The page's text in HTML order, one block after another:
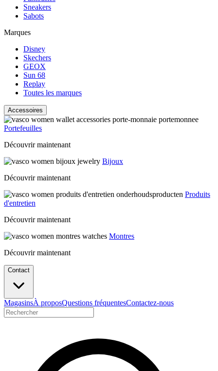
Sneakers
Sabots
Marques
Disney
Skechers
GEOX
Sun 68
Replay
Toutes les marques
Accessoires
Portefeuilles
Découvrir maintenant
Bijoux
Découvrir maintenant
Produits
d'entretien
Découvrir maintenant
Montres
Découvrir maintenant
Contact
MagasinsÀ proposQuestions fréquentesContactez-nous